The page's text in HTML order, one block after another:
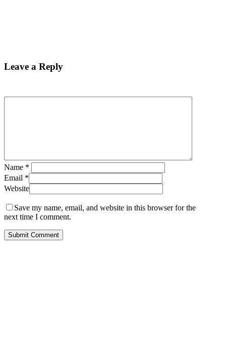
Leave a Reply
Name *
Email *
Website
Save my name, email, and website in this browser for the
next time I comment.